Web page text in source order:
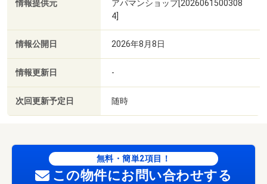
情報提供元
アパマンショップ[2026061500308
4]
情報公開日 2026年8月8日
情報更新日 -
次回更新予定日 随時
無料・簡単2項目！
この物件にお問い合わせする